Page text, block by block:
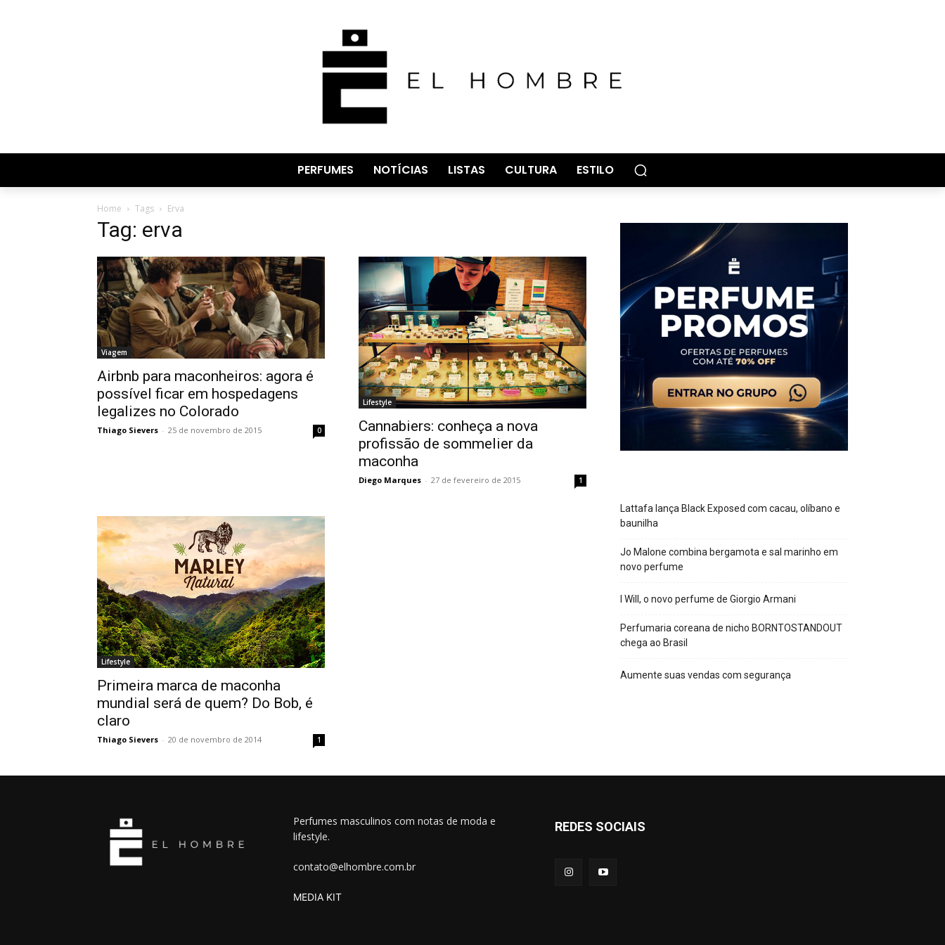
PERFUMES NOTÍCIAS LISTAS CULTURA ESTILO
Home Tags Erva
Tag: erva
Viagem
Airbnb para maconheiros: agora é
possível ficar em hospedagens
legalizes no Colorado
Thiago Sievers - 25 de novembro de 2015 0
Lifestyle
Cannabiers: conheça a nova
profissão de sommelier da
maconha
Diego Marques - 27 de fevereiro de 2015 1
Lifestyle
Primeira marca de maconha
mundial será de quem? Do Bob, é
claro
Thiago Sievers - 20 de novembro de 2014 1
Lattafa lança Black Exposed com cacau, olíbano e
baunilha
Jo Malone combina bergamota e sal marinho em
novo perfume
I Will, o novo perfume de Giorgio Armani
Perfumaria coreana de nicho BORNTOSTANDOUT
chega ao Brasil
Aumente suas vendas com segurança
Perfumes masculinos com notas de moda e
lifestyle.
contato@elhombre.com.br
MEDIA KIT
REDES SOCIAIS